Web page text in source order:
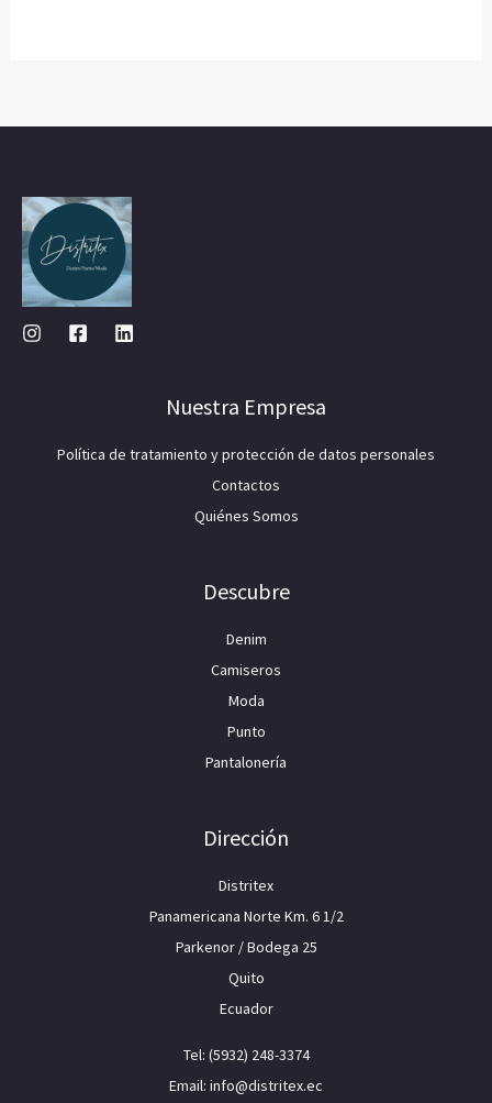
Nuestra Empresa
Política de tratamiento y protección de datos personales
Contactos
Quiénes Somos
Descubre
Denim
Camiseros
Moda
Punto
Pantalonería
Dirección
Distritex
Panamericana Norte Km. 6 1/2
Parkenor / Bodega 25
Quito
Ecuador
Tel: (5932) 248-3374
Email: info@distritex.ec